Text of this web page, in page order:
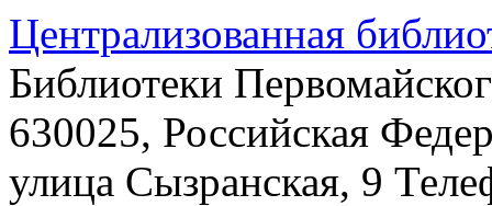
Централизованная
Библиотеки
630025, Российская
улица Сызранская, 9